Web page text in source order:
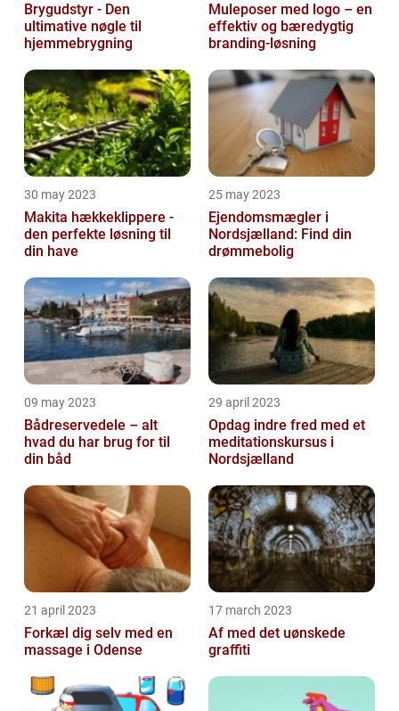
Brygudstyr - Den
ultimative nøgle til
hjemmebrygning
Muleposer med logo – en
effektiv og bæredygtig
branding-løsning
30 may 2023
Makita hækkeklippere -
den perfekte løsning til
din have
25 may 2023
Ejendomsmægler i
Nordsjælland: Find din
drømmebolig
09 may 2023
Bådreservedele – alt
hvad du har brug for til
din båd
29 april 2023
Opdag indre fred med et
meditationskursus i
Nordsjælland
21 april 2023
Forkæl dig selv med en
massage i Odense
17 march 2023
Af med det uønskede
graffiti